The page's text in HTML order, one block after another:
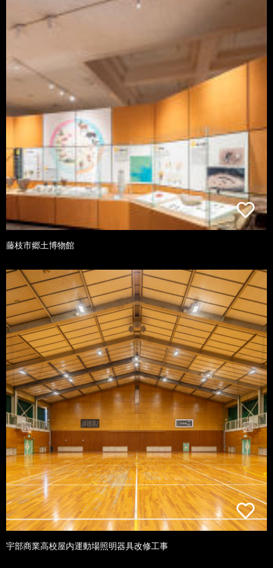
藤枝市郷土博物館
宇部商業高校屋内運動場照明器具改修工事